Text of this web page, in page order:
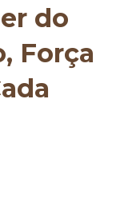
do
Força